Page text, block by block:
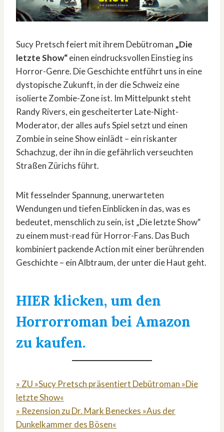
Sucy Pretsch feiert mit ihrem Debütroman „Die
letzte Show“einen eindrucksvollen Einstieg ins
Horror-Genre. Die Geschichte entführt uns in eine
dystopische Zukunft, in der die Schweiz eine
isolierte Zombie-Zone ist. Im Mittelpunkt steht
Randy Rivers, ein gescheiterter Late-Night-
Moderator, der alles aufs Spiel setzt und einen
Zombie in seine Show einlädt – ein riskanter
Schachzug, der ihn in die gefährlich verseuchten
Straßen Zürichs führt.
Mit fesselnder Spannung, unerwarteten
Wendungen und tiefen Einblicken in das, was es
bedeutet, menschlich zu sein, ist „Die letzte Show“
zu einem must-read für Horror-Fans. Das Buch
kombiniert packende Action mit einer berührenden
Geschichte – ein Albtraum, der unter die Haut geht.
HIER klicken, um den
Horrorroman bei Amazon
zu kaufen.
» ZU »Sucy Pretsch präsentiert Debütroman »Die
letzte Show«
» Rezension zu Dr. Mark Beneckes »Aus der
Dunkelkammer des Bösen«